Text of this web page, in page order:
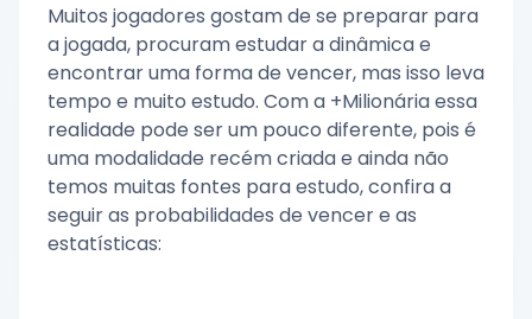
Muitos jogadores gostam de se preparar para
a jogada, procuram estudar a dinâmica e
encontrar uma forma de vencer, mas isso leva
tempo e muito estudo. Com a +Milionária essa
realidade pode ser um pouco diferente, pois é
uma modalidade recém criada e ainda não
temos muitas fontes para estudo, confira a
seguir as probabilidades de vencer e as
estatísticas: